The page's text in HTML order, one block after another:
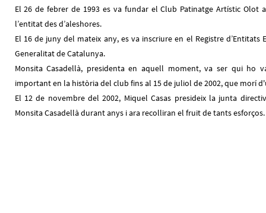
El 26 de febrer de 1993 es va fundar el Club Patinatge Artístic Olot
l’entitat des d’aleshores.
El 16 de juny del mateix any, es va inscriure en el Registre d’Entitats
Generalitat de Catalunya.
Monsita Casadellà, presidenta en aquell moment, va ser qui ho
important en la història del club fins al 15 de juliol de 2002, que morí
El 12 de novembre del 2002, Miquel Casas presideix la junta
Monsita Casadellà durant anys i ara recolliran el fruit de tants esforços.